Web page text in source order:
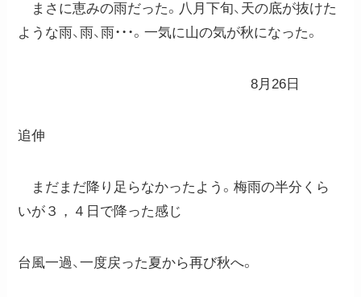
まさに恵みの雨だった。八月下旬、天の底が抜けた
ような雨、雨、雨・・・。一気に山の気が秋になった。
8月26日
追伸
まだまだ降り足らなかったよう。梅雨の半分くら
いが３，４日で降った感じ
台風一過、一度戻った夏から再び秋へ。